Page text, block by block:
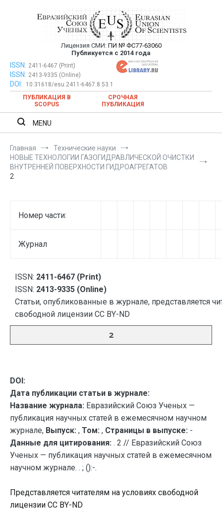
Евразийский Союз Ученых —
публикация научных статей в
ежемесячном научном журнале
Лицензия СМИ: ПИ № ФС77-63060
Публикуется с 2014 года
Евразийский Союз Ученых — публикация научных статей в
ежемесячном научном журнале
ISSN: 2411-6467 (Print)
ISSN: 2413-9335 (Online)
DOI:
10.31618/esu.2411-6467.8.53.1
ПУБЛИКАЦИЯ В
SCOPUS
СРОЧНАЯ
ПУБЛИКАЦИЯ
MENU
Главная
Технические науки
НОВЫЕ ТЕХНОЛОГИИ ГАЗОГИДРАВЛИЧЕСКОЙ ОЧИСТКИ
ВНУТРЕННЕЙ ПОВЕРХНОСТИ ГИДРОАГРЕГАТОВ
2
Номер части:
Журнал
ISSN: 2411-6467 (Print)
ISSN: 2413-9335 (Online)
Статьи, опубликованные в журнале, представляется
свободной лицензии CC BY-ND
2
DOI:
Дата публикации статьи в журнале:
Название журнала: Евразийский Союз Ученых —
публикация научных статей в ежемесячном научном
журнале, Выпуск: , Том: , Страницы в выпуске: -
Данные для цитирования: . 2 // Евразийский Союз
Ученых — публикация научных статей в ежемесячном
научном журнале. . ; ():-.
Представляется читателям на условиях свободной
лицензии CC BY-ND